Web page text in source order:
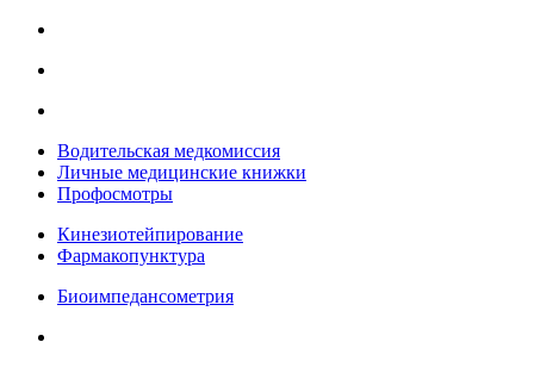
Водительская медкомиссия
Личные медицинские книжки
Профосмотры
Кинезиотейпирование
Фармакопунктура
Биоимпедансометрия